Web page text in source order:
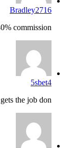
Bradley2716
commission!...
5sbet4
the job don...